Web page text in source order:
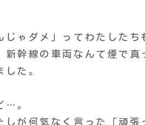
ゃダメ」ってわたしたち
幹線の車両なんて煙で真
た。
…。
が何気なく言った「頑張